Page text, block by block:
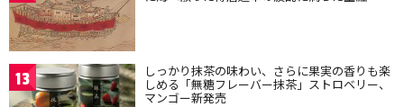
13 しっかり抹茶の味わい、さらに果実の香りも楽
しめる「無糖フレーバー抹茶」ストロベリー、
マンゴー新発売